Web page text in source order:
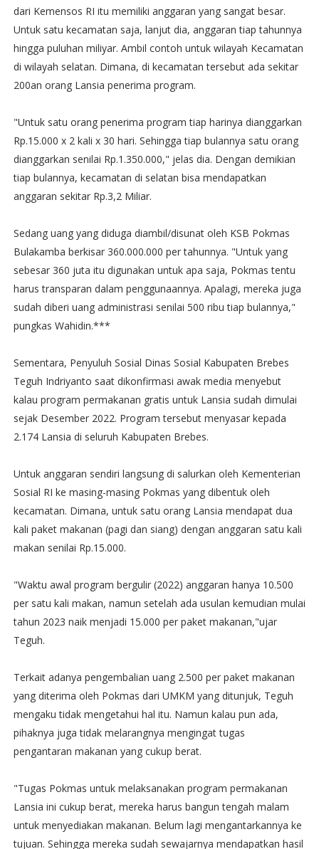
dari Kemensos RI itu memiliki anggaran yang sangat besar.
Untuk satu kecamatan saja, lanjut dia, anggaran tiap tahunnya
hingga puluhan miliyar. Ambil contoh untuk wilayah Kecamatan
di wilayah selatan. Dimana, di kecamatan tersebut ada sekitar
200an orang Lansia penerima program.
"Untuk satu orang penerima program tiap harinya dianggarkan
Rp.15.000 x 2 kali x 30 hari. Sehingga tiap bulannya satu orang
dianggarkan senilai Rp.1.350.000," jelas dia. Dengan demikian
tiap bulannya, kecamatan di selatan bisa mendapatkan
anggaran sekitar Rp.3,2 Miliar.
Sedang uang yang diduga diambil/disunat oleh KSB Pokmas
Bulakamba berkisar 360.000.000 per tahunnya. "Untuk yang
sebesar 360 juta itu digunakan untuk apa saja, Pokmas tentu
harus transparan dalam penggunaannya. Apalagi, mereka juga
sudah diberi uang administrasi senilai 500 ribu tiap bulannya,"
pungkas Wahidin.***
Sementara, Penyuluh Sosial Dinas Sosial Kabupaten Brebes
Teguh Indriyanto saat dikonfirmasi awak media menyebut
kalau program permakanan gratis untuk Lansia sudah dimulai
sejak Desember 2022. Program tersebut menyasar kepada
2.174 Lansia di seluruh Kabupaten Brebes.
Untuk anggaran sendiri langsung di salurkan oleh Kementerian
Sosial RI ke masing-masing Pokmas yang dibentuk oleh
kecamatan. Dimana, untuk satu orang Lansia mendapat dua
kali paket makanan (pagi dan siang) dengan anggaran satu kali
makan senilai Rp.15.000.
"Waktu awal program bergulir (2022) anggaran hanya 10.500
per satu kali makan, namun setelah ada usulan kemudian mulai
tahun 2023 naik menjadi 15.000 per paket makanan,"ujar
Teguh.
Terkait adanya pengembalian uang 2.500 per paket makanan
yang diterima oleh Pokmas dari UMKM yang ditunjuk, Teguh
mengaku tidak mengetahui hal itu. Namun kalau pun ada,
pihaknya juga tidak melarangnya mengingat tugas
pengantaran makanan yang cukup berat.
"Tugas Pokmas untuk melaksanakan program permakanan
Lansia ini cukup berat, mereka harus bangun tengah malam
untuk menyediakan makanan. Belum lagi mengantarkannya ke
tujuan. Sehingga mereka sudah sewajarnya mendapatkan hasil